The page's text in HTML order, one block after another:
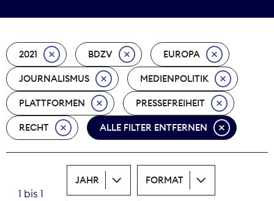
Nachhaltigkeit
Nachwuchs
Nova Award
Print
2021 BDZV EUROPA
JOURNALISMUS MEDIENPOLITIK
PLATTFORMEN PRESSEFREIHEIT
RECHT ALLE FILTER ENTFERNEN
1 bis 1
JAHR FORMAT